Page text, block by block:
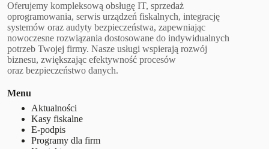
Oferujemy kompleksową obsługę IT, sprzedaż
oprogramowania, serwis urządzeń fiskalnych, integrację
systemów oraz audyty bezpieczeństwa, zapewniając
nowoczesne rozwiązania dostosowane do indywidualnych
potrzeb Twojej firmy. Nasze usługi wspierają rozwój
biznesu, zwiększając efektywność procesów
oraz bezpieczeństwo danych.
Menu
Aktualności
Kasy fiskalne
E-podpis
Programy dla firm